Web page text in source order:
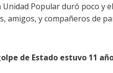
Popular duró poco y
amigos, y compañeros de
de Estado estuvo 11